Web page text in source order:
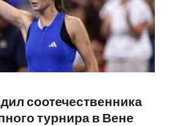
соотечественника
турнира в Вене